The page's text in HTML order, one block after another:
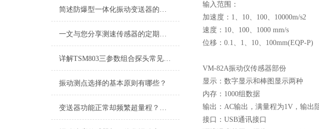
简述防爆型一体化振动变送器的常见故障解决方法
一文与您分享测速传感器的定期维护保养方法
详解TSM803三参数组合探头常见故障及针对性解决策略
振动测点选择的基本原则有哪些？
变送器功能正常却频繁超量程？电机现场振动问题深度排查指南
输入范围：
加速度：1、10、100、10000m/s2
速度：10、100、1000 mm/s
位移：0.1、1、10、100mm(EQP-P)
VM-82A振动仪传感器部份
显示：数字显示和棒图显示两种
内存：1000组数据
输出：AC输出，满量程为1V，输出
接口：USB通讯接口